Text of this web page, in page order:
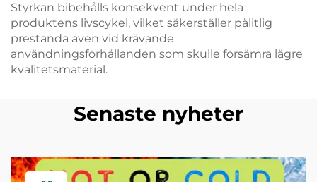
Styrkan bibehålls konsekvent under hela
produktens livscykel, vilket säkerställer pålitlig
prestanda även vid krävande
användningsförhållanden som skulle försämra lägre
kvalitetsmaterial.
Senaste nyheter